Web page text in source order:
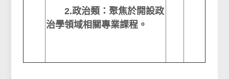
2.政治類：聚焦於開設政
治學領域相關專業課程。